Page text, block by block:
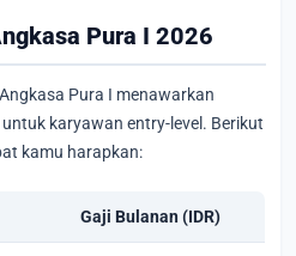
Pura I 2026
Pura I menawarkan
karyawan entry-level. Berikut
kamu harapkan:
Gaji Bulanan (IDR)